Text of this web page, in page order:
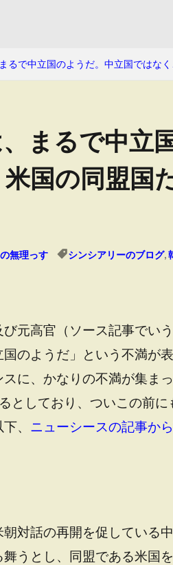
るで中立国のようだ。中立国ではなく
まるで中立
国の同盟国
無理っす シンシアリーのブログ,
元高官（ソース記事でい
のようだ」という不満が
に、かなりの不満が集ま
としており、ついこの前に
、 ニューシースの記事か
対話の再開を促している
うとし、同盟である米国